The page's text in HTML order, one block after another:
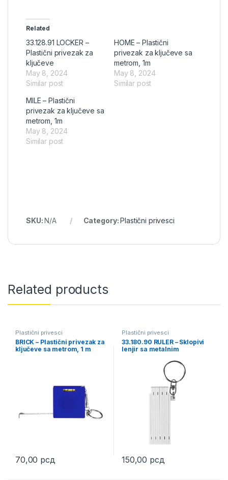
Related
33.128.91 LOCKER –
Plastični privezak za
ključeve
May 8, 2024
Similar post
HOME – Plastični
privezak za ključeve sa
metrom, 1m
May 8, 2024
Similar post
MILE – Plastični
privezak za ključeve sa
metrom, 1m
May 8, 2024
Similar post
SKU:N/A Category:Plastični privesci
Related products
Plastični privesci
BRICK – Plastični privezak za
ključeve sa metrom, 1 m
70,00 рсд
This product has multiple variants. The options may be chosen
Plastični privesci
33.180.90 RULER – Sklopivi
lenjir sa metalnim
150,00 рсд